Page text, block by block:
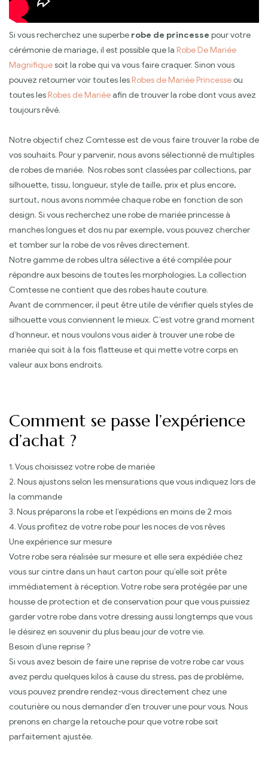
Si vous recherchez une superbe robe de princesse pour votre
cérémonie de mariage, il est possible que la Robe De Mariée
Magnifiquesoit la robe qui va vous faire craquer. Sinon vous
pouvez retourner voir toutes lesRobes de Mariée Princesseou
toutes lesRobes de Mariéeafin de trouver la robe dont vous avez
toujours rêvé.
Notre objectif chez Comtesse est de vous faire trouver la robe de
vos souhaits. Pour y parvenir, nous avons sélectionné de multiples
de robes de mariée. Nos robes sont classées par collections, par
silhouette, tissu, longueur, style de taille, prix et plus encore,
surtout, nous avons nommée chaque robe en fonction de son
design. Si vous recherchez une robe de mariée princesse à
manches longues et dos nu par exemple, vous pouvez chercher
et tomber sur la robe de vos rêves directement.
Notre gamme de robes ultra sélective a été compilée pour
répondre aux besoins de toutes les morphologies. La collection
Comtesse ne contient que des robes haute couture.
Avant de commencer, il peut être utile de vérifier quels styles de
silhouette vous conviennent le mieux. C’est votre grand moment
d’honneur, et nous voulons vous aider à trouver une robe de
mariée qui soit à la fois flatteuse et qui mette votre corps en
valeur aux bons endroits.
Comment se passe l’expérience
d’achat ?
1. Vous choisissez votre robe de mariée
2. Nous ajustons selon les mensurations que vous indiquez lors de
la commande
3. Nous préparons la robe et l’expédions en moins de 2 mois
4. Vous profitez de votre robe pour les noces de vos rêves
Une expérience sur mesure
Votre robe sera réalisée sur mesure et elle sera expédiée chez
vous sur cintre dans un haut carton pour qu’elle soit prête
immédiatement à réception. Votre robe sera protégée par une
housse de protection et de conservation pour que vous puissiez
garder votre robe dans votre dressing aussi longtemps que vous
le désirez en souvenir du plus beau jour de votre vie.
Besoin d’une reprise ?
Si vous avez besoin de faire une reprise de votre robe car vous
avez perdu quelques kilos à cause du stress, pas de problème,
vous pouvez prendre rendez-vous directement chez une
couturière ou nous demander d’en trouver une pour vous. Nous
prenons en charge la retouche pour que votre robe soit
parfaitement ajustée.